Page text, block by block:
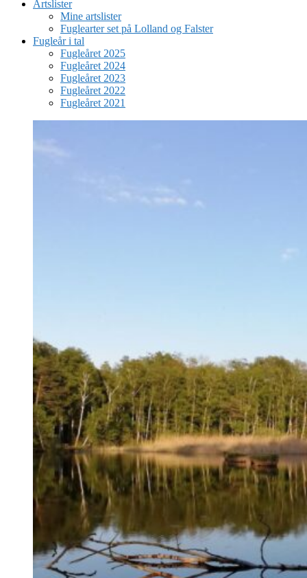
Artslister
Mine artslister
Fuglearter set på Lolland og Falster
Fugleår i tal
Fugleåret 2025
Fugleåret 2024
Fugleåret 2023
Fugleåret 2022
Fugleåret 2021